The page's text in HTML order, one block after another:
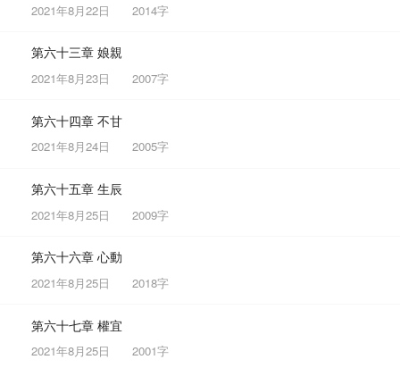
2021年8月22日 2014字
第六十三章 娘親
2021年8月23日 2007字
第六十四章 不甘
2021年8月24日 2005字
第六十五章 生辰
2021年8月25日 2009字
第六十六章 心動
2021年8月25日 2018字
第六十七章 權宜
2021年8月25日 2001字